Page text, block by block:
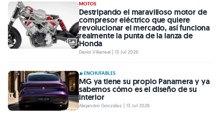
MOTOS
Destripando el maravilloso motor de
compresor eléctrico que quiere
revolucionar el mercado, así funciona
realmente la punta de la lanza de
Honda
David Villarreal | 13 Jul 2026
ENCHUFABLES
MG ya tiene su propio Panamera y ya
sabemos cómo es el diseño de su
interior
Alejandro González | 13 Jul 2026